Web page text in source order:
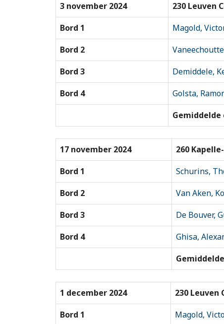
3 november 2024 230 Leuven
Bord 1
Magold,
Bord 2
Bord 3
Demiddele,
Bord 4
Golsta,
Gemiddelde
17 november 2024 260
Bord 1
Schurins,
Bord 2
Van Aken,
Bord 3
De Bouver,
Bord 4
Ghisa,
1 december 2024 230 Leuven
Bord 1
Magold,